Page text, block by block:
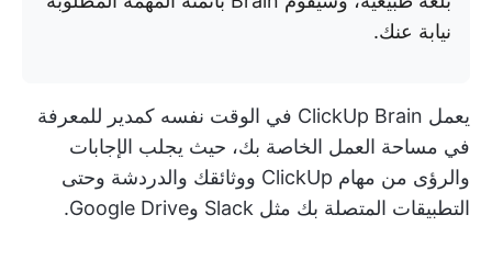
نيابة عنك.
يعمل ClickUp Brain في الوقت نفسه كمدير للمعرفة
في مساحة العمل الخاصة بك، حيث يجلب الإجابات
والرؤى من مهام ClickUp ووثائقك والدردشة وحتى
التطبيقات المتصلة بك مثل Slack وGoogle Drive.